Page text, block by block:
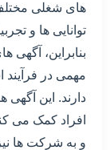
های شغلی
توانایی ها و
بنابراین، آگهی
مهمی در فرآیند
دارند. این
افراد کمک می
و به شرکت ها